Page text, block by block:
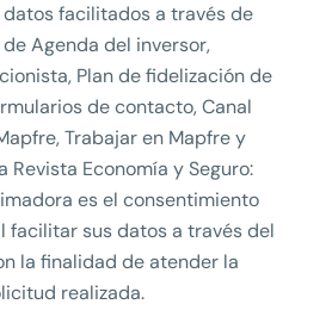
datos facilitados a través de
Agenda del inversor,
Plan de fidelización de
de contacto, Canal
Trabajar en Mapfre y
Revista Economía y Seguro:
es el consentimiento
facilitar sus datos a través del
la finalidad de atender la
realizada.